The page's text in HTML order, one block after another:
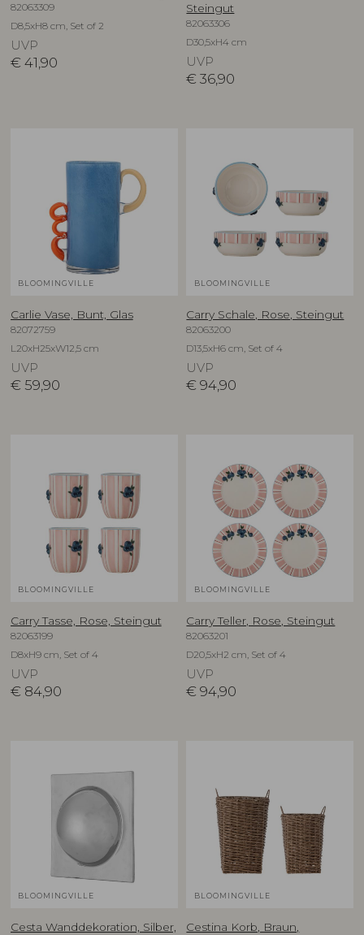
82063309
D8,5xH8 cm, Set of 2
UVP
€ 41,90
Steingut
82063306
D30,5xH4 cm
UVP
€ 36,90
BLOOMINGVILLE
Carlie Vase, Bunt, Glas
82072759
L20xH25xW12,5 cm
UVP
€ 59,90
BLOOMINGVILLE
Carry Schale, Rose, Steingut
82063200
D13,5xH6 cm, Set of 4
UVP
€ 94,90
BLOOMINGVILLE
Carry Tasse, Rose, Steingut
82063199
D8xH9 cm, Set of 4
UVP
€ 84,90
BLOOMINGVILLE
Carry Teller, Rose, Steingut
82063201
D20,5xH2 cm, Set of 4
UVP
€ 94,90
BLOOMINGVILLE
Cesta Wanddekoration, Silber,
BLOOMINGVILLE
Cestina Korb, Braun,